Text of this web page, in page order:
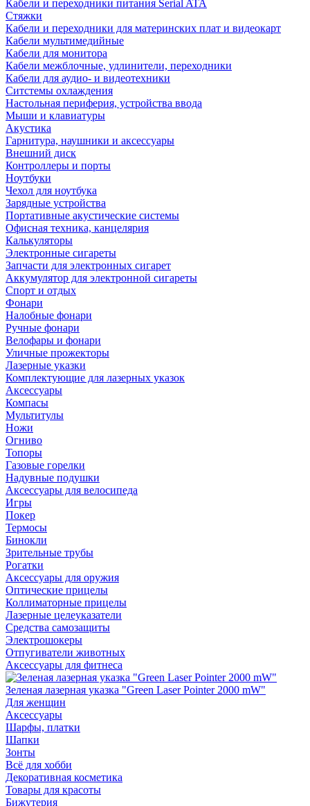
Кабели и переходники питания Serial ATA
Стяжки
Кабели и переходники для материнских плат и видеокарт
Кабели мультимедийные
Кабели для монитора
Кабели межблочные, удлинители, переходники
Кабели для аудио- и видеотехники
Ситстемы охлаждения
Настольная периферия, устройства ввода
Мыши и клавиатуры
Акустика
Гарнитура, наушники и аксессуары
Внешний диск
Контроллеры и порты
Ноутбуки
Чехол для ноутбука
Зарядные устройства
Портативные акустические системы
Офисная техника, канцелярия
Калькуляторы
Электронные сигареты
Запчасти для электронных сигарет
Аккумулятор для электронной сигареты
Спорт и отдых
Фонари
Налобные фонари
Ручные фонари
Велофары и фонари
Уличные прожекторы
Лазерные указки
Комплектующие для лазерных указок
Аксессуары
Компасы
Мультитулы
Ножи
Огниво
Топоры
Газовые горелки
Надувные подушки
Аксессуары для велосипеда
Игры
Покер
Термосы
Бинокли
Зрительные трубы
Рогатки
Аксессуары для оружия
Оптические прицелы
Коллиматорные прицелы
Лазерные целеуказатели
Средства самозащиты
Электрошокеры
Отпугиватели животных
Аксессуары для фитнеса
Зеленая лазерная указка "Green Laser Pointer 2000 mW"
Для женщин
Аксессуары
Шарфы, платки
Шапки
Зонты
Всё для хобби
Декоративная косметика
Товары для красоты
Бижутерия